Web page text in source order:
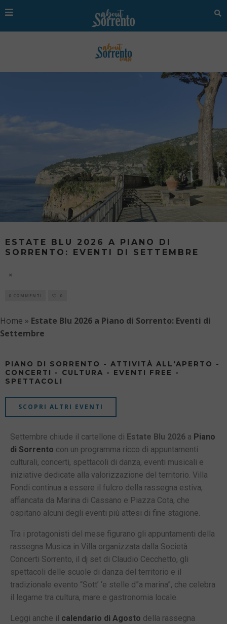
ESTATE BLU 2026 A PIANO DI
SORRENTO: EVENTI DI SETTEMBRE
0 COMMENTI 0
Home » Estate Blu 2026 a Piano di Sorrento: Eventi di
Settembre
PIANO DI SORRENTO - ATTIVITÀ ALL'APERTO -
CONCERTI - CULTURA - EVENTI FREE -
SPETTACOLI
SCOPRI ALTRI EVENTI
Settembre chiude il cartellone di Estate Blu 2026 a Piano
di Sorrento con un programma ricco di appuntamenti
culturali, concerti, spettacoli di danza, eventi musicali e
iniziative dedicate alla valorizzazione del territorio. Villa
Fondi continua a essere il fulcro della rassegna estiva,
affiancata da Marina di Cassano e Piazza Cota, che
ospitano alcuni degli eventi più attesi di fine stagione.
Tra i protagonisti del mese figurano gli appuntamenti della
rassegna Musica in Villa organizzata dalla Società
Concerti Sorrento, il dj set di Claudio Cecchetto, gli
spettacoli delle scuole di danza del territorio e il
tradizionale evento “Sott’ ‘e stelle d”a marina”, che celebra
il legame tra cultura, mare e gastronomia locale.
Leggi anche il calendario di Agosto della rassegna